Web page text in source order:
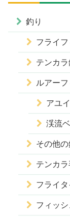
釣り
フライ
テンカラ
ルアー
アユ
渓流
その他の
テンカ
フライ
フィッ